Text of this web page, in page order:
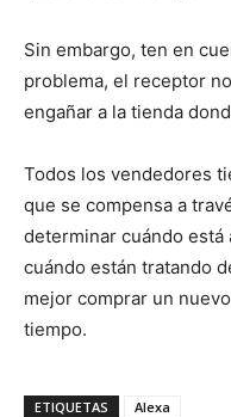
Sin embargo, ten en
problema, el receptor
engañar a la tienda
Todos los vendedores
que se compensa a
determinar cuándo
cuándo están tratando
mejor comprar un
tiempo.
ETIQUETAS Alexa